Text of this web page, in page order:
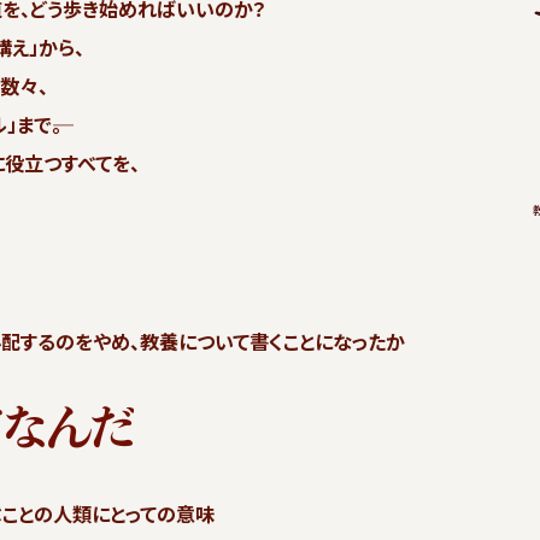
でください」
「日経新聞「春秋」にて初出連載「とびだせ教養」が紹介されました。
朝日新聞「折々のことば」にて初出連載「とびだせ教養」が紹介されま
、どう歩き始めればいいのか？
」から、
々、
で――。
立つすべてを、
するのをやめ、教養について書くことになったか
との人類にとっての意味